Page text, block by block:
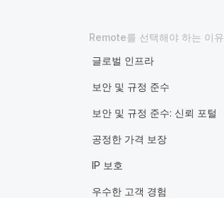
Remote를 선택해야 하는 이유
글로벌 인프라
보안 및 규정 준수
보안 및 규정 준수: 신뢰 포털
공정한 가격 보장
IP 보호
우수한 고객 경험